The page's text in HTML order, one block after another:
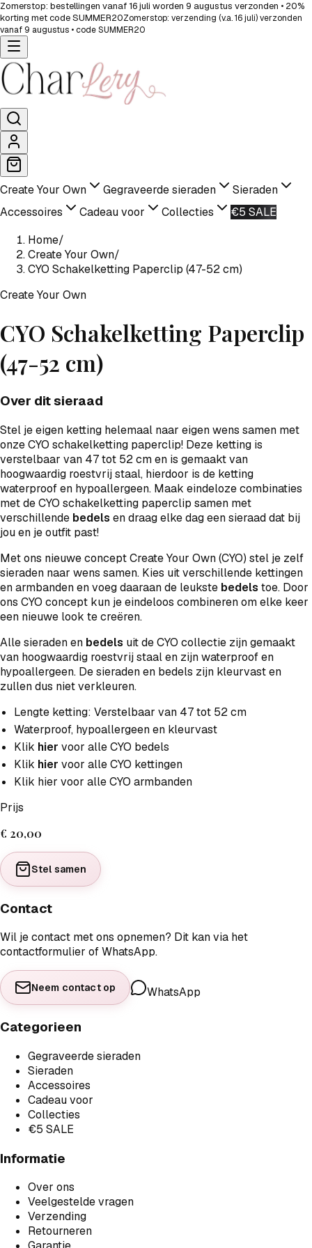
Zomerstop: bestellingen vanaf 16 juli worden 9 augustus verzonden • 20%
korting met code SUMMER20Zomerstop: verzending (v.a. 16 juli) verzonden
vanaf 9 augustus • code SUMMER20
Create Your Own Gegraveerde sieraden
Sieraden
Accessoires
Cadeau voor Collecties
€5 SALE
Home/
Create Your Own/
CYO Schakelketting Paperclip (47-52 cm)
Create Your Own
CYO Schakelketting Paperclip
(47-52 cm)
Over dit sieraad
Stel je eigen ketting helemaal naar eigen wens samen met
onze CYO schakelketting paperclip! Deze ketting is
verstelbaar van 47 tot 52 cm en is gemaakt van
hoogwaardig roestvrij staal, hierdoor is de ketting
waterproof en hypoallergeen. Maak eindeloze combinaties
met de CYO schakelketting paperclip samen met
verschillende bedels en draag elke dag een sieraad dat bij
jou en je outfit past!
Met ons nieuwe concept Create Your Own (CYO) stel je zelf
sieraden naar wens samen. Kies uit verschillende kettingen
en armbanden en voeg daaraan de leukste bedels toe. Door
ons CYO concept kun je eindeloos combineren om elke keer
een nieuwe look te creëren.
Alle sieraden en bedels uit de CYO collectie zijn gemaakt
van hoogwaardig roestvrij staal en zijn waterproof en
hypoallergeen. De sieraden en bedels zijn kleurvast en
zullen dus niet verkleuren.
Lengte ketting: Verstelbaar van 47 tot 52 cm
Waterproof, hypoallergeen en kleurvast
Klik hier voor alle CYO bedels
Klik hier voor alle CYO kettingen
Klik hier voor alle CYO armbanden
Prijs
€ 20,00
Stel samen
Contact
Wil je contact met ons opnemen? Dit kan via het
contactformulier of WhatsApp.
Neem contact op WhatsApp
Categorieen
Gegraveerde sieraden
Sieraden
Accessoires
Cadeau voor
Collecties
€5 SALE
Informatie
Over ons
Veelgestelde vragen
Verzending
Retourneren